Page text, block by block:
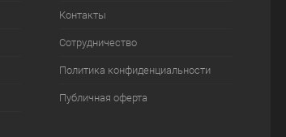
Контакты
Сотрудничество
Политика конфиденциальности
Публичная оферта